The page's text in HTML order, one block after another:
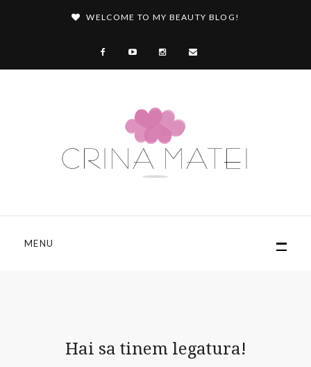
WELCOME TO MY BEAUTY BLOG!
MENU
Hai sa tinem legatura!